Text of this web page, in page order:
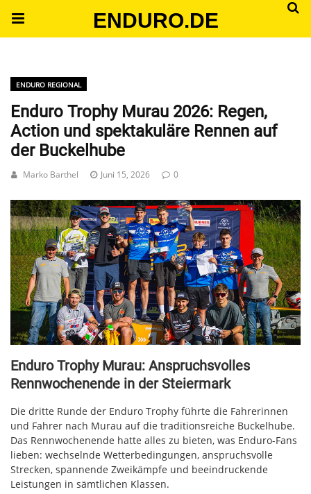
ENDURO.DE
ENDURO REGIONAL
Enduro Trophy Murau 2026: Regen,
Action und spektakuläre Rennen auf
der Buckelhube
Marko Barthel Juni 15, 2026 0
Enduro Trophy Murau: Anspruchsvolles
Rennwochenende in der Steiermark
Die dritte Runde der Enduro Trophy führte die Fahrerinnen
und Fahrer nach Murau auf die traditionsreiche Buckelhube.
Das Rennwochenende hatte alles zu bieten, was Enduro-Fans
lieben: wechselnde Wetterbedingungen, anspruchsvolle
Strecken, spannende Zweikämpfe und beeindruckende
Leistungen in sämtlichen Klassen.